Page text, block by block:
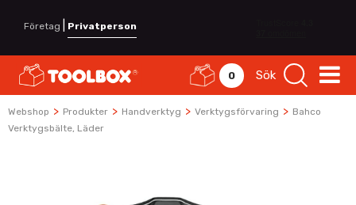
Företag Privatperson
0 Sök
Webshop > Produkter > Handverktyg > Verktygsförvaring > Bahco
Verktygsbälte, Läder